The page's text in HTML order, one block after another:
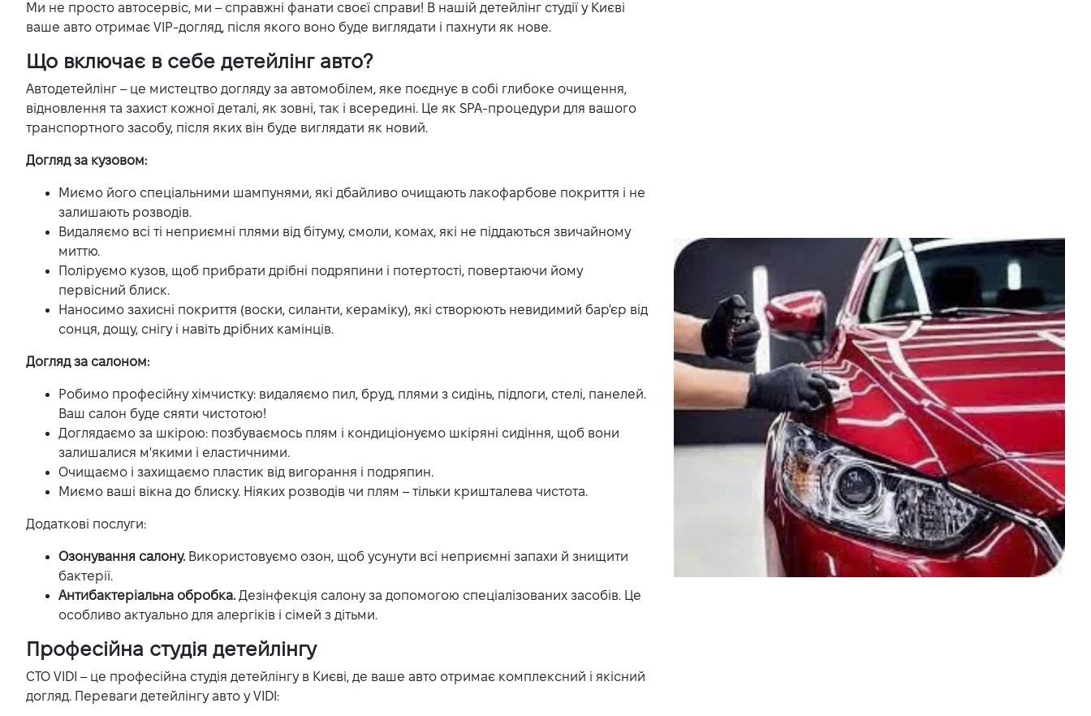
Ми не просто автосервіс, ми – справжні фанати своєї справи! В нашій детейлінг студії у Києві
ваше авто отримає VIP-догляд, після якого воно буде виглядати і пахнути як нове.
Що включає в себе детейлінг авто?
Автодетейлінг – це мистецтво догляду за автомобілем, яке поєднує в собі глибоке очищення,
відновлення та захист кожної деталі, як зовні, так і всередині. Це як SPA-процедури для вашого
транспортного засобу, після яких він буде виглядати як новий.
Догляд за кузовом:
Миємо його спеціальними шампунями, які дбайливо очищають лакофарбове покриття і не
залишають розводів.
Видаляємо всі ті неприємні плями від бітуму, смоли, комах, які не піддаються звичайному
миттю.
Поліруємо кузов, щоб прибрати дрібні подряпини і потертості, повертаючи йому
первісний блиск.
Наносимо захисні покриття (воски, силанти, кераміку), які створюють невидимий бар'єр від
сонця, дощу, снігу і навіть дрібних камінців.
Догляд за салоном:
Робимо професійну хімчистку: видаляємо пил, бруд, плями з сидінь, підлоги, стелі, панелей.
Ваш салон буде сяяти чистотою!
Доглядаємо за шкірою: позбуваємось плям і кондиціонуємо шкіряні сидіння, щоб вони
залишалися м'якими і еластичними.
Очищаємо і захищаємо пластик від вигорання і подряпин.
Миємо ваші вікна до блиску. Ніяких розводів чи плям – тільки кришталева чистота.
Додаткові послуги:
Озонування салону. Використовуємо озон, щоб усунути всі неприємні запахи й знищити
бактерії.
Антибактеріальна обробка. Дезінфекція салону за допомогою спеціалізованих засобів. Це
особливо актуально для алергіків і сімей з дітьми.
Професійна студія детейлінгу
СТО VIDI – це професійна студія детейлінгу в Києві, де ваше авто отримає комплексний і якісний
догляд. Переваги детейлінгу авто у VIDI:
VIDI Кар'єра
Підпишись на наш канал та слідкуй за